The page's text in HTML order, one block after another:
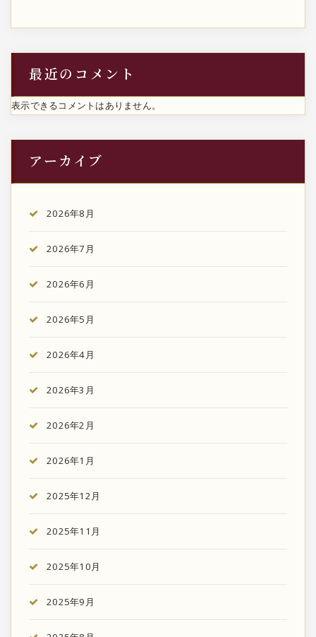
最近のコメント
表示できるコメントはありません。
アーカイブ
2026年8月
2026年7月
2026年6月
2026年5月
2026年4月
2026年3月
2026年2月
2026年1月
2025年12月
2025年11月
2025年10月
2025年9月